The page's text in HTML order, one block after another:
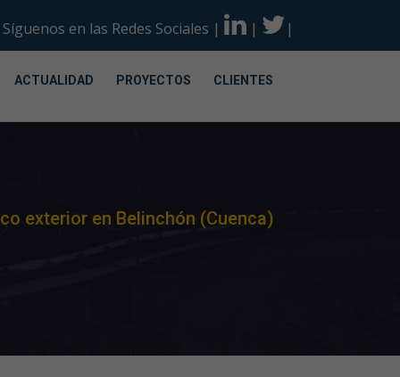
Síguenos en las Redes Sociales | | |
ACTUALIDAD PROYECTOS CLIENTES
exterior en Belinchón (Cuenca)